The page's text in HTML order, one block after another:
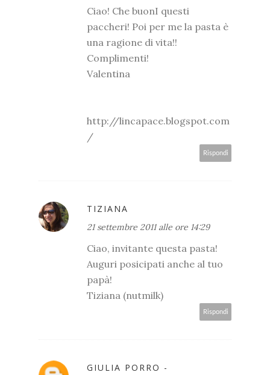
Ciao! Che buonI questi
paccheri! Poi per me la pasta è
una ragione di vita!!
Complimenti!
Valentina
http://lincapace.blogspot.com
/
Rispondi
TIZIANA
21 settembre 2011 alle ore 14:29
Ciao, invitante questa pasta!
Auguri posicipati anche al tuo
papà!
Tiziana (nutmilk)
Rispondi
GIULIA PORRO -